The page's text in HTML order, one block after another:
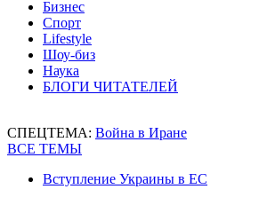
Бизнес
Спорт
Lifestyle
Шоу-биз
Наука
БЛОГИ ЧИТАТЕЛЕЙ
СПЕЦТЕМА: Война в Иране
ВСЕ ТЕМЫ
Вступление Украины в ЕС